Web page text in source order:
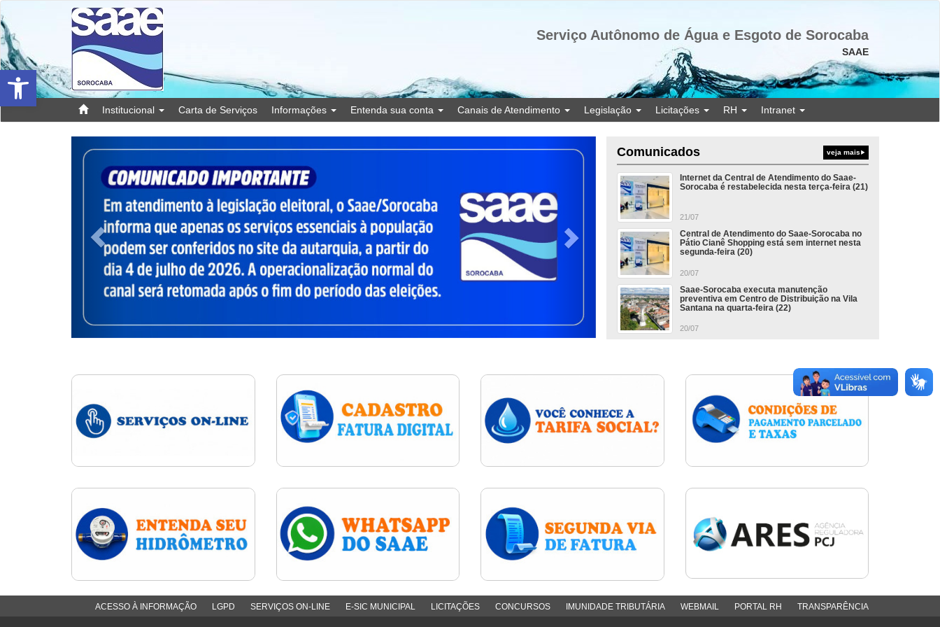
Barra de Ferramentas Aberta
Serviço Autônomo de Água e Esgoto de Sorocaba
SAAE
Institucional Carta de Serviços Informações Entenda sua conta Canais de Atendimento Legislação Licitações RH Intranet
Comunicados veja mais
Internet da Central de Atendimento do Saae-
Sorocaba é restabelecida nesta terça-feira (21)
21/07
Central de Atendimento do Saae-Sorocaba no
Pátio Cianê Shopping está sem internet nesta
segunda-feira (20)
20/07
Saae-Sorocaba executa manutenção
preventiva em Centro de Distribuição na Vila
Santana na quarta-feira (22)
20/07
ACESSO À INFORMAÇÃO LGPD SERVIÇOS ON-LINE E-SIC MUNICIPAL LICITAÇÕES CONCURSOS IMUNIDADE TRIBUTÁRIA WEBMAIL PORTAL RH TRANSPARÊNCIA